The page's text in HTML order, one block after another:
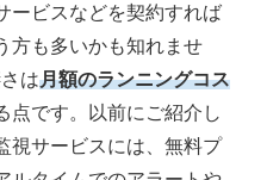
ービスなどを契約すれば
方も多いかも知れませ
は月額のランニングコス
点です。以前にご紹介し
視サービスには、無料プ